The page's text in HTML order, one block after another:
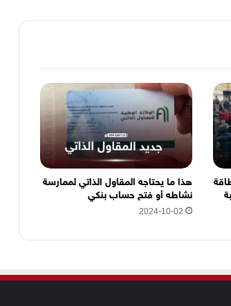
هذا ما يحتاجه المقاول الذاتي لممارسة
نشاطه أو فتح حساب بنكي
2024-10-02